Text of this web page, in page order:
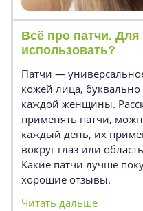
Всё про патчи. Для
использовать?
Патчи —
кожей лица,
каждой женщины.
применять патчи,
каждый день, их
вокруг глаз или
Какие патчи лучше
хорошие отзывы.
Читать дальше